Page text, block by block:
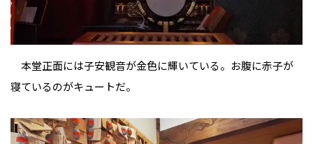
本堂正面には子安観音が金色に輝いている。お腹に赤子が
寝ているのがキュートだ。